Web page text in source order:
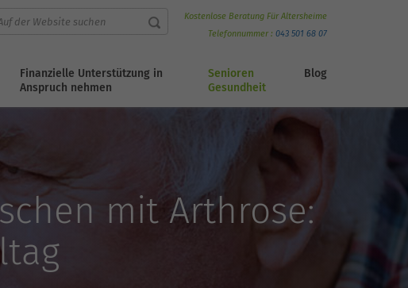
Kostenlose Beratung Für Altersheime
Telefonnummer : 043 501 68 07
Finanzielle Unterstützung in
Anspruch nehmen
Senioren
Gesundheit
Blog
mit Arthrose: